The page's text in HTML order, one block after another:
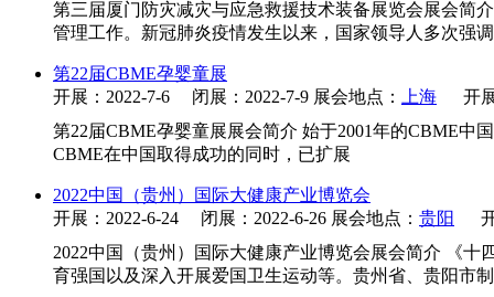
第三届厦门防灾减灾与应急救援技术装备展览会展会简
管理工作。新冠肺炎疫情发生以来，国家领导人多次强
第22届CBME孕婴童展
开展：2022-7-6 闭展：2022-7-9 展会地点：
上海 开展
第22届CBME孕婴童展展会简介 始于2001年的CBME中
CBME在中国取得成功的同时，已扩展
2022中国（贵州）国际大健康产业博览会
开展：2022-6-24 闭展：2022-6-26 展会地点： 贵阳
开
2022中国（贵州）国际大健康产业博览会展会简介 《
育强国以及深入开展爱国卫生运动等。贵州省、贵阳市